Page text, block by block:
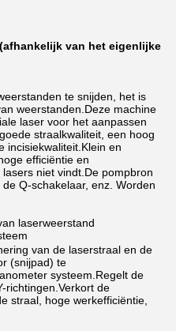
van het eigenlijke
te snijden, het is
weerstanden.Deze machine
laser voor het aanpassen
straalkwaliteit, een hoog
incisiekwaliteit.Klein en
efficiëntie en
niet vindt.De pompbron
Q-schakelaar, enz. Worden
laserweerstand
van de laserstraal en de
(snijpad) te
systeem.Regelt de
richtingen.Verkort de
straal, hoge werkefficiëntie,